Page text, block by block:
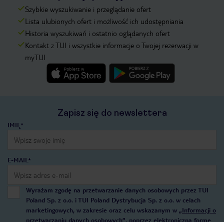
Szybkie wyszukiwanie i przeglądanie ofert
Lista ulubionych ofert i możliwość ich udostępniania
Historia wyszukiwań i ostatnio oglądanych ofert
Kontakt z TUI i wszystkie informacje o Twojej rezerwacji w
myTUI
Zapisz się do newslettera
IMIĘ*
E-MAIL*
Wyrażam zgodę na przetwarzanie danych osobowych przez TUI
Poland Sp. z o.o. i TUI Poland Dystrybucja Sp. z o.o. w celach
marketingowych, w zakresie oraz celu wskazanym w „Informacji o
przetwarzaniu danych osobowych”, poprzez elektroniczną formę